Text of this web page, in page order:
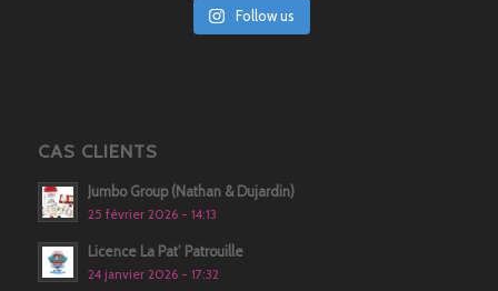
Follow us
CAS CLIENTS
Jumbo Group (Nathan & Dujardin)
25 février 2026 - 14:13
Licence La Pat’ Patrouille
24 janvier 2026 - 17:32